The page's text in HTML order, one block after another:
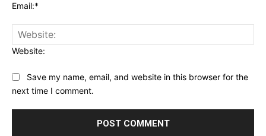
Email:*
Website:
Save my name, email, and website in this browser for the
next time I comment.